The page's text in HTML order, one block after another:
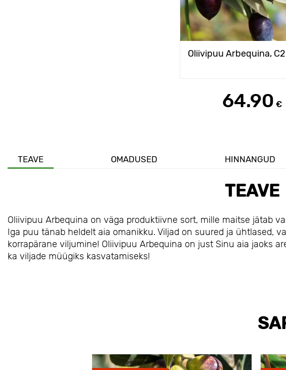
Oliivipuu Arbequina, С2
64.90 €
TEAVE OMADUSED HINNANGUD
TEAVE
Oliivipuu Arbequina on väga produktiivne sort, mille maitse jätab
Iga puu tänab heldelt aia omanikku. Viljad on suured ja ühtlased,
korrapärane viljumine! Oliivipuu Arbequina on just Sinu aia jaoks
ka viljade müügiks kasvatamiseks!